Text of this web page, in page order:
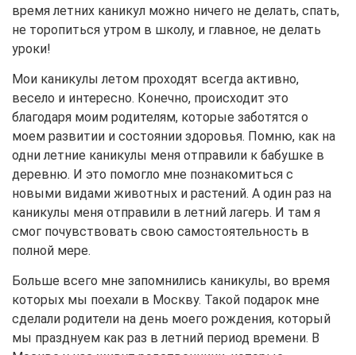
время летних каникул можно ничего не делать, спать,
не торопиться утром в школу, и главное, не делать
уроки!
Мои каникулы летом проходят всегда активно,
весело и интересно. Конечно, происходит это
благодаря моим родителям, которые заботятся о
моем развитии и состоянии здоровья. Помню, как на
одни летние каникулы меня отправили к бабушке в
деревню. И это помогло мне познакомиться с
новыми видами животных и растений. А один раз на
каникулы меня отправили в летний лагерь. И там я
смог почувствовать свою самостоятельность в
полной мере.
Больше всего мне запомнились каникулы, во время
которых мы поехали в Москву. Такой подарок мне
сделали родители на день моего рождения, который
мы празднуем как раз в летний период времени. В